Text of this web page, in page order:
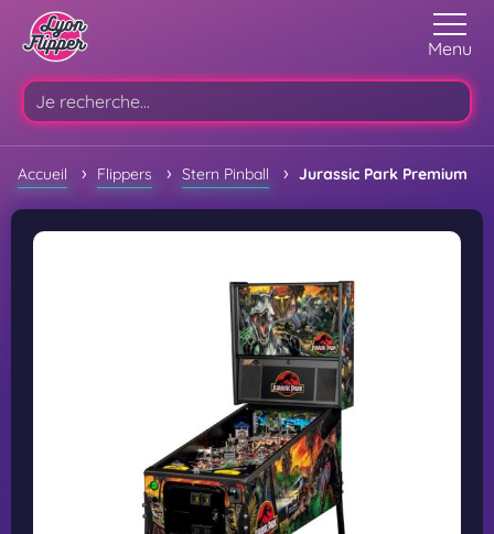
Menu
Accueil › Flippers › Stern Pinball › Jurassic Park Premium